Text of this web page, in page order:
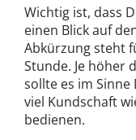
Wichtig ist, dass
einen Blick auf
Abkürzung steht
Stunde. Je höher
sollte es im
viel Kundschaft
bedienen.